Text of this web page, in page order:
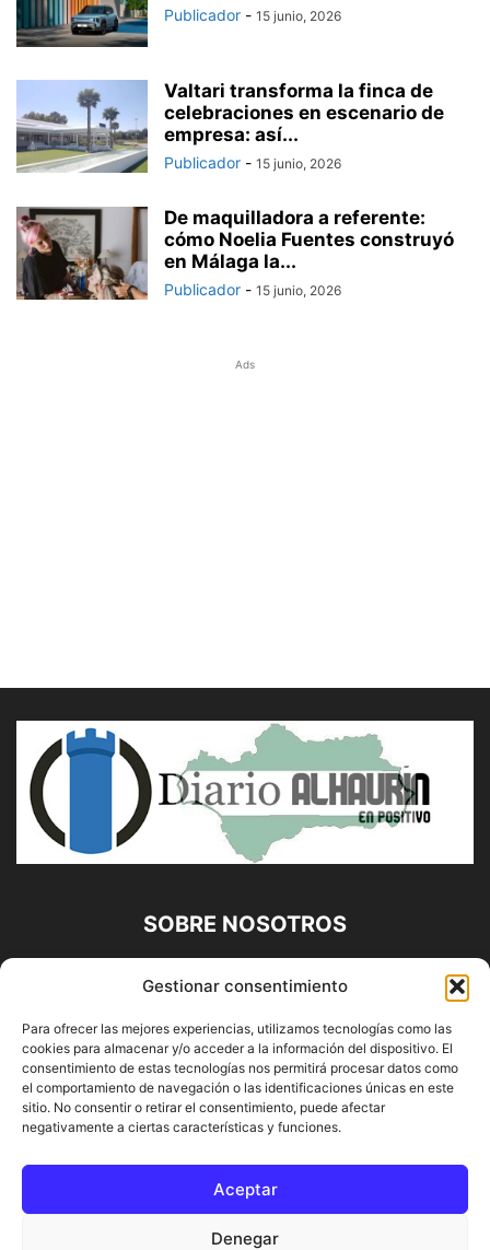
Gestionar consentimiento
Para ofrecer las mejores experiencias, utilizamos tecnologías como las
cookies para almacenar y/o acceder a la información del dispositivo. El
consentimiento de estas tecnologías nos permitirá procesar datos como
el comportamiento de navegación o las identificaciones únicas en este
sitio. No consentir o retirar el consentimiento, puede afectar
negativamente a ciertas características y funciones.
Aceptar
Denegar
Publicador - 15 junio, 2026
Valtari transforma la finca de
celebraciones en escenario de
empresa: así...
Publicador - 15 junio, 2026
De maquilladora a referente:
cómo Noelia Fuentes construyó
en Málaga la...
Publicador - 15 junio, 2026
Ads
SOBRE NOSOTROS
Diario Alhaurín (www.alhaurindelatorre.com) Propiedad de
Francisco E. López López | 639 95 71 95 | Noticias de
Alhaurín de la Torre, Málaga y Provincia|
Contáctanos:info@alhaurindelatorre.com
SÍGUENOS